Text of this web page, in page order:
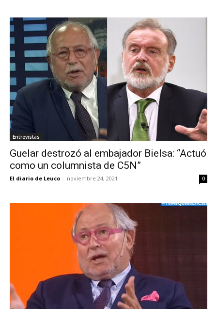
Entrevistas
Guelar destrozó al embajador Bielsa: “Actuó
como un columnista de C5N”
El diario de Leuco - noviembre 24, 2021 0